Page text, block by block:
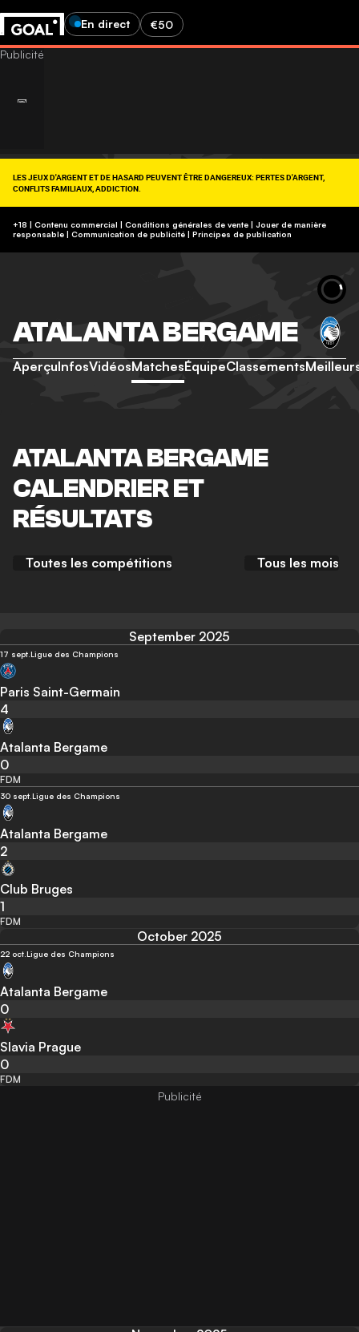
En direct €50
LES JEUX D'ARGENT ET DE HASARD PEUVENT ÊTRE DANGEREUX: PERTES D'ARGENT,
CONFLITS FAMILIAUX, ADDICTION.
https://www.joueurs-info-service.fr/
+18 | Contenu commercial | Conditions générales de vente | Jouer de manière
responsable | Communication de publicité | Principes de publication
ATALANTA BERGAME
AperçuInfosVidéosMatchesÉquipeClassements
ATALANTA BERGAME
CALENDRIER ET
RÉSULTATS
Toutes les compétitions Tous les mois
September 2025
17 sept. Ligue des Champions
Paris Saint-Germain
4
Atalanta Bergame
0
FDM
30 sept. Ligue des Champions
Atalanta Bergame
2
Club Bruges
1
FDM
October 2025
22 oct. Ligue des Champions
Atalanta Bergame
0
Slavia Prague
0
FDM